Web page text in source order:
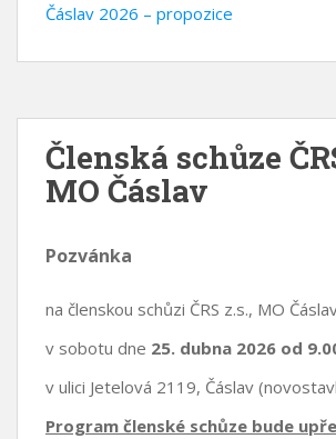
Čáslav 2026 – propozice
Členská schůze
MO Čáslav
Pozvánka
na členskou schůzi ČRS z.s., MO
v sobotu dne 25. dubna 2026 od
v ulici Jetelová 2119, Čáslav
Program členské schůze bude